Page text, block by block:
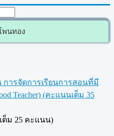
ารจัดการเรียนการสอนที่มี
Teacher) (คะแนนเต็ม 35
ต็ม 25 คะแนน)